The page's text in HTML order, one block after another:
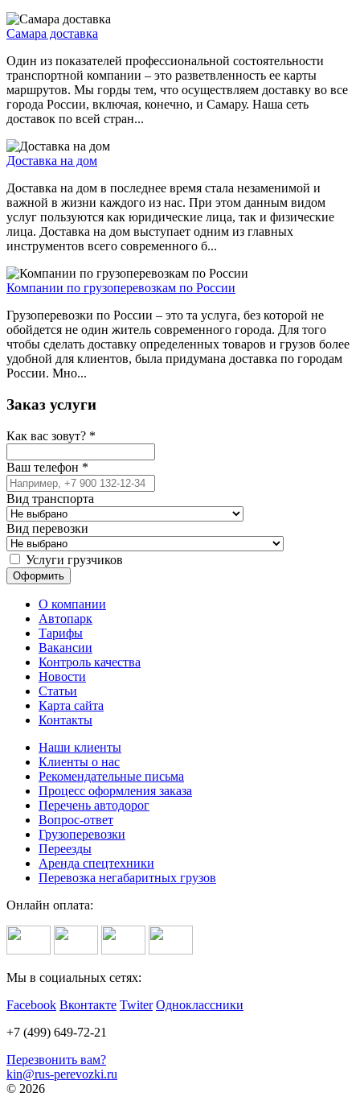
Самара доставка
Один из показателей профессиональной состоятельности
транспортной компании – это разветвленность ее карты
маршрутов. Мы горды тем, что осуществляем доставку во все
города России, включая, конечно, и Самару. Наша сеть
доставок по всей стран...
Доставка на дом
Доставка на дом в последнее время стала незаменимой и
важной в жизни каждого из нас. При этом данным видом
услуг пользуются как юридические лица, так и физические
лица. Доставка на дом выступает одним из главных
инструментов всего современного б...
Компании по грузоперевозкам по России
Грузоперевозки по России – это та услуга, без которой не
обойдется не один житель современного города. Для того
чтобы сделать доставку определенных товаров и грузов более
удобной для клиентов, была придумана доставка по городам
России. Мно...
Заказ услуги
Как вас зовут? *
Ваш телефон *
Вид транспорта
Вид перевозки
Услуги грузчиков
О компании
Автопарк
Тарифы
Вакансии
Контроль качества
Новости
Статьи
Карта сайта
Контакты
Наши клиенты
Клиенты о нас
Рекомендательные письма
Процесс оформления заказа
Перечень автодорог
Вопрос-ответ
Грузоперевозки
Переезды
Аренда спецтехники
Перевозка негабаритных грузов
Онлайн оплата:
Мы в социальных сетях:
Facebook Вконтакте Twiter Одноклассники
+7 (499) 649-72-21
Перезвонить вам?
kin@rus-perevozki.ru
© 2026